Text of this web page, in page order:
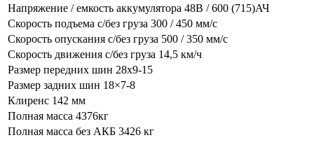
Напряжение / емкость аккумулятора 48В / 600 (715)АЧ
Скорость подъема с/без груза 300 / 450 мм/с
Скорость опускания c/без груза 500 / 350 мм/с
Скорость движения c/без груза 14,5 км/ч
Размер передних шин 28х9-15
Размер задних шин 18×7-8
Клиренс 142 мм
Полная масса 4376кг
Полная масса без АКБ 3426 кг